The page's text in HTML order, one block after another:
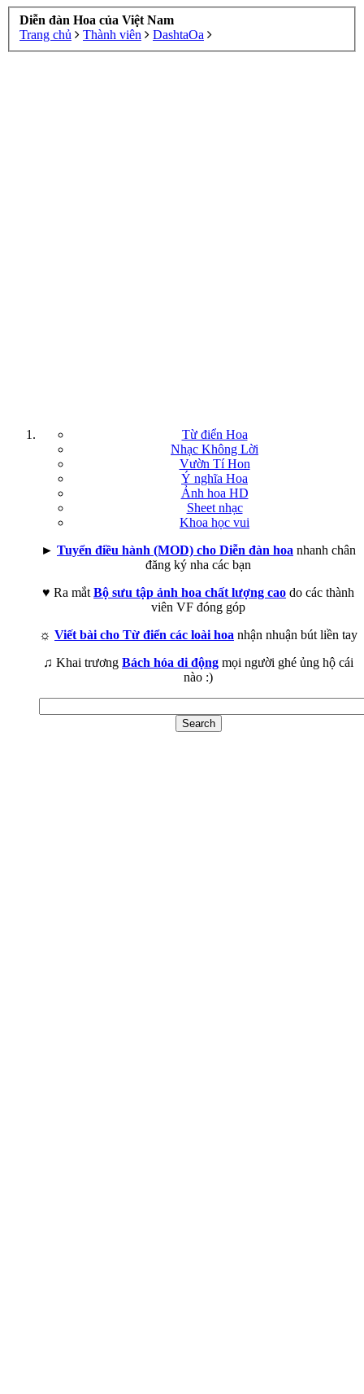
Diễn đàn Hoa của Việt Nam
Trang chủ
Thành viên DashtaOa
Từ điển Hoa
Nhạc Không Lời
Vườn Tí Hon
Ý nghĩa Hoa
Ảnh hoa HD
Sheet nhạc
Khoa học vui
► Tuyển điều hành (MOD) cho Diễn đàn hoa nhanh chân
đăng ký nha các bạn
♥ Ra mắt Bộ sưu tập ảnh hoa chất lượng cao do các thành
viên VF đóng góp
☼ Viết bài cho Từ điển các loài hoa nhận nhuận bút liền tay
♫ Khai trương Bách hóa di động mọi người ghé ủng hộ cái
nào :)